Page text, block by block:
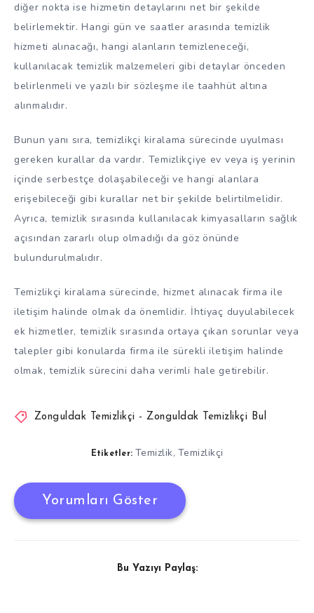
diğer nokta ise hizmetin detaylarını net bir şekilde
belirlemektir. Hangi gün ve saatler arasında temizlik
hizmeti alınacağı, hangi alanların temizleneceği,
kullanılacak temizlik malzemeleri gibi detaylar önceden
belirlenmeli ve yazılı bir sözleşme ile taahhüt altına
alınmalıdır.
Bunun yanı sıra, temizlikçi kiralama sürecinde uyulması
gereken kurallar da vardır. Temizlikçiye ev veya iş yerinin
içinde serbestçe dolaşabileceği ve hangi alanlara
erişebileceği gibi kurallar net bir şekilde belirtilmelidir.
Ayrıca, temizlik sırasında kullanılacak kimyasalların sağlık
açısından zararlı olup olmadığı da göz önünde
bulundurulmalıdır.
Temizlikçi kiralama sürecinde, hizmet alınacak firma ile
iletişim halinde olmak da önemlidir. İhtiyaç duyulabilecek
ek hizmetler, temizlik sırasında ortaya çıkan sorunlar veya
talepler gibi konularda firma ile sürekli iletişim halinde
olmak, temizlik sürecini daha verimli hale getirebilir.
Zonguldak Temizlikçi - Zonguldak Temizlikçi Bul
Etiketler: Temizlik, Temizlikçi
Yorumları Göster
Bu Yazıyı Paylaş: